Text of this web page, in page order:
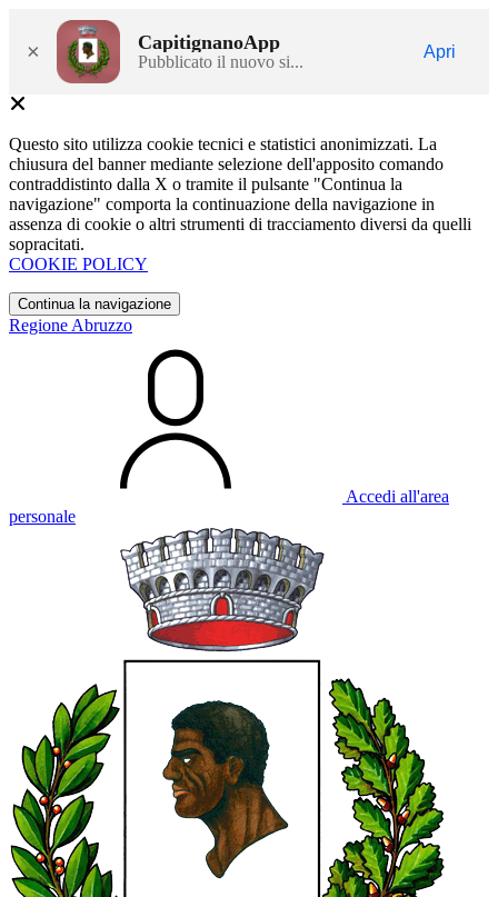
× CapitignanoApp
Pubblicato il nuovo si...
Apri
Questo sito utilizza cookie tecnici e statistici anonimizzati. La
chiusura del banner mediante selezione dell'apposito comando
contraddistinto dalla X o tramite il pulsante "Continua la
navigazione" comporta la continuazione della navigazione in
assenza di cookie o altri strumenti di tracciamento diversi da quelli
sopracitati.
COOKIE POLICY
Continua la navigazione
Regione Abruzzo
Accedi all'area
personale